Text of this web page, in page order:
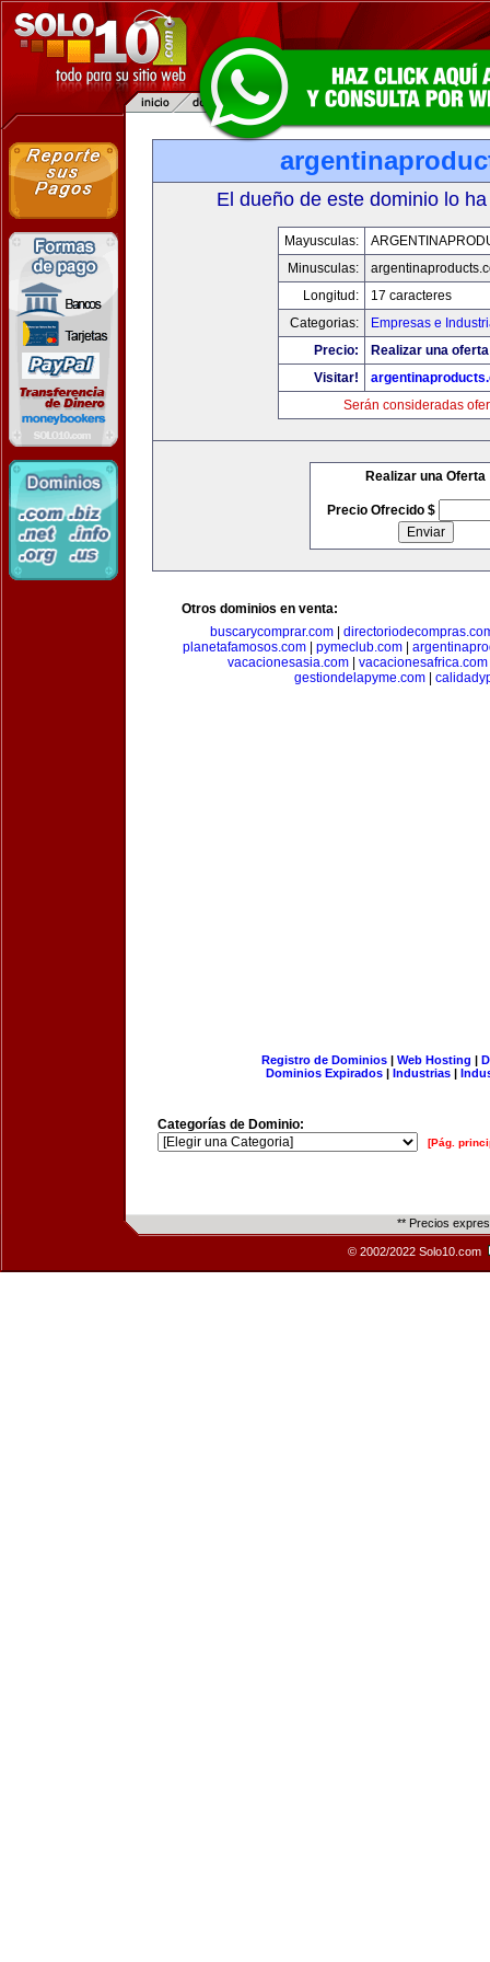
El dueño de este dominio lo
Mayusculas:
Minusculas:
Longitud:
17 caracteres
Categorias:
Empresas e
Precio:
Realizar una
Visitar!
Serán consideradas
Realizar una Oferta
Precio Ofrecido $
Otros dominios en venta:
buscarycomprar.com|
planetafamosos.com| pymeclub.com|
vacacionesasia.com
vacacionesafrica.com
gestiondelapyme.com|
Registro de Dominios| Web Hosting |
Dominios Expirados | Industrias |
Categorías de Dominio:
[Pág.
** Precios
© 2002/2022 Solo10.com